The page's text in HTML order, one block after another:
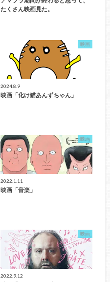
たくさん映画見た。
映画
2024.8.9
映画「化け猫あんずちゃん」
映画
2022.1.11
映画「音楽」
映画
2022.9.12